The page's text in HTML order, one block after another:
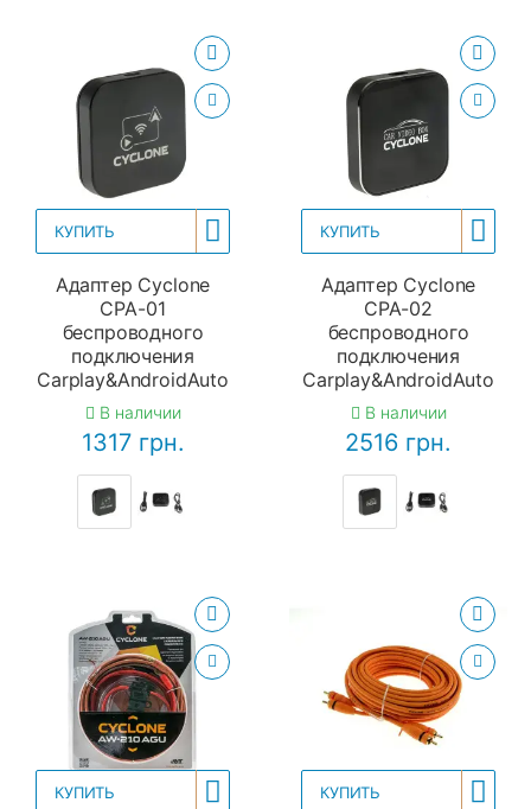
КУПИТЬ
Адаптер Cyclone
CPA-01
беспроводного
подключения
Carplay&AndroidAuto
В наличии
1317 грн.
КУПИТЬ
Адаптер Cyclone
CPA-02
беспроводного
подключения
Carplay&AndroidAuto
В наличии
2516 грн.
КУПИТЬ КУПИТЬ